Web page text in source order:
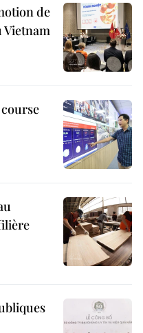
de
Vietnam